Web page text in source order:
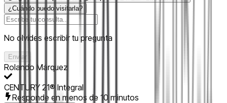
¿Cuándo puedo visitarla?
No olvides escribir tu pregunta
Enviar
Rolando Márquez
CENTURY 21® Integral
Responde en menos de 10 minutos